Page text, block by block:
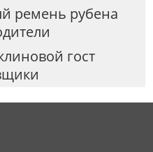
ремень рубена
гост